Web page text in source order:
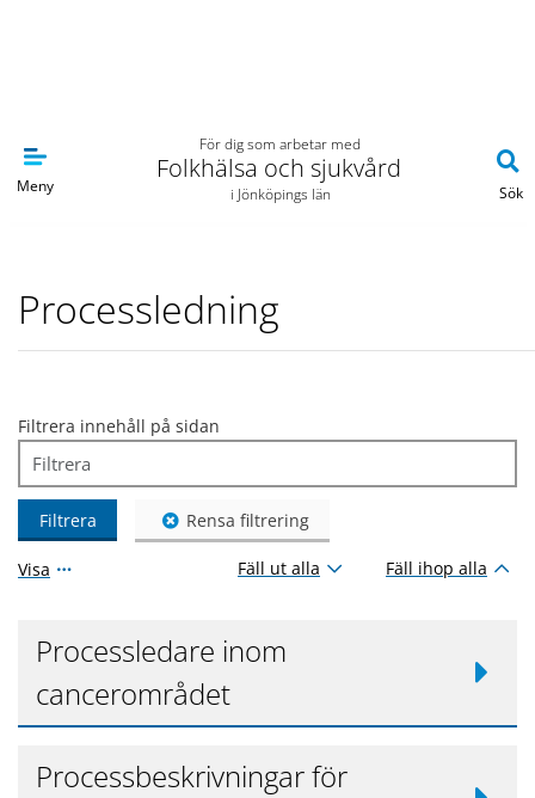
Meny
För dig som arbetar med
Folkhälsa och sjukvård
i Jönköpings län Sök
Processledning
Filtrera innehåll på sidan
Filtrera Rensa filtrering
Visa Fäll ut alla Fäll ihop alla
Processledare inom
cancerområdet
Processbeskrivningar för